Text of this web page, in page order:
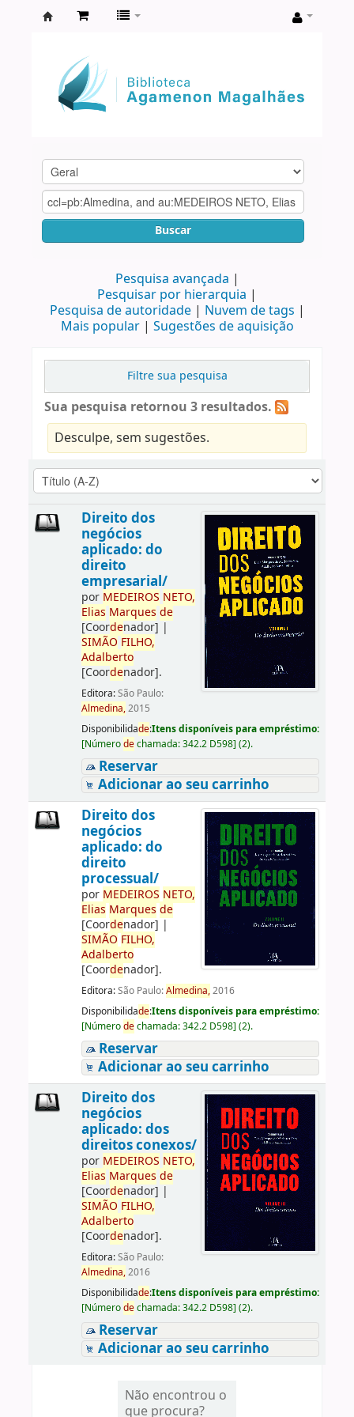
Agamenon
Magalhães
Buscar
Pesquisa avançada
Pesquisar por hierarquia
Pesquisa de autoridade
Nuvem de tags
Mais popular
Sugestões de aquisição
Filtre sua pesquisa
Sua pesquisa retornou 3 resultados.
Desculpe, sem sugestões.
Direito dos
negócios
aplicado: do
direito
empresarial/
por MEDEIROS NETO,
Elias Marques de
[Coordenador] |
SIMÃO FILHO,
Adalberto
[Coordenador].
Editora:São Paulo:
Almedina,2015
Disponibilidade:Itens disponíveis para empréstimo:
[Númerodechamada:342.2 D598] (2).
Reservar
Adicionar ao seu carrinho
Direito dos
negócios
aplicado: do
direito
processual/
por MEDEIROS NETO,
Elias Marques de
[Coordenador] |
SIMÃO FILHO,
Adalberto
[Coordenador].
Editora:São Paulo:Almedina,2016
Disponibilidade:Itens disponíveis para empréstimo:
[Númerodechamada:342.2 D598] (2).
Reservar
Adicionar ao seu carrinho
Direito dos
negócios
aplicado: dos
direitos conexos/
por MEDEIROS NETO,
Elias Marques de
[Coordenador] |
SIMÃO FILHO,
Adalberto
[Coordenador].
Editora:São Paulo:
Almedina,2016
Disponibilidade:Itens disponíveis para empréstimo:
[Númerodechamada:342.2 D598] (2).
Reservar
Adicionar ao seu carrinho
Não encontrou o
que procura?